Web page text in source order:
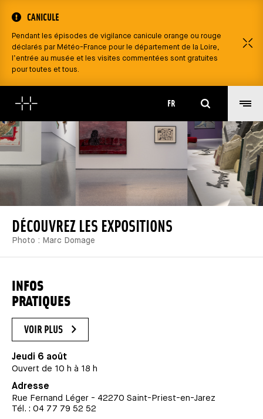
CANICULE
Pendant les épisodes de vigilance canicule orange ou rouge
déclarés par Météo-France pour le département de la Loire,
l’entrée au musée et les visites commentées sont gratuites
pour toutes et tous.
Rechercher
FR
DÉCOUVREZ LES EXPOSITIONS
Photo : Marc Domage
INFOS
PRATIQUES
VOIR PLUS
Jeudi 6 août
Ouvert de 10 h à 18 h
Adresse
Rue Fernand Léger - 42270 Saint-Priest-en-Jarez
Tél. : 04 77 79 52 52